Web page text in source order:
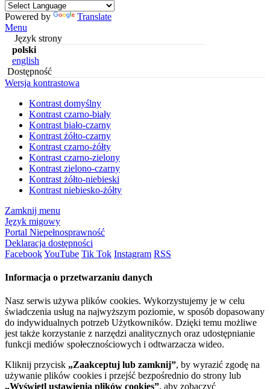
Powered by
Translate
Menu
Język strony
polski
english
Dostępność
Wersja kontrastowa
Kontrast domyślny
Kontrast czarno-biały
Kontrast biało-czarny
Kontrast żółto-czarny
Kontrast czarno-żółty
Kontrast czarno-zielony
Kontrast zielono-czarny
Kontrast żółto-niebieski
Kontrast niebiesko-żółty
Zamknij menu
Język migowy
Portal Niepełnosprawność
Deklaracja dostępności
FacebookYouTube Tik Tok Instagram RSS
Informacja o przetwarzaniu danych
Nasz serwis używa plików cookies. Wykorzystujemy je w celu
świadczenia usług na najwyższym poziomie, w sposób dopasowany
do indywidualnych potrzeb Użytkowników. Dzięki temu możliwe
jest także korzystanie z narzędzi analitycznych oraz udostępnianie
funkcji mediów społecznościowych i odtwarzacza wideo.
Kliknij przycisk „Zaakceptuj lub zamknij”, by wyrazić zgodę na
używanie plików cookies i przejść bezpośrednio do strony lub
„Wyświetl ustawienia plików cookies”, aby zobaczyć